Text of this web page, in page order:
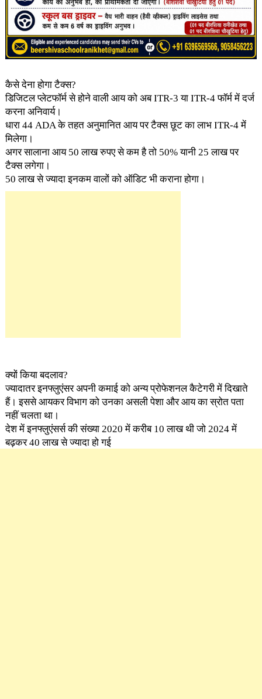
कैसे देना होगा टैक्स?
डिजिटल प्लेटफॉर्म से होने वाली आय को अब ITR-3 या ITR-4 फॉर्म में दर्ज
करना अनिवार्य।
धारा 44 ADA के तहत अनुमानित आय पर टैक्स छूट का लाभ ITR-4 में
मिलेगा।
अगर सालाना आय 50 लाख रुपए से कम है तो 50% यानी 25 लाख पर
टैक्स लगेगा।
50 लाख से ज्यादा इनकम वालों को ऑडिट भी कराना होगा।
क्यों किया बदलाव?
ज्यादातर इनफ्लुएंसर अपनी कमाई को अन्य प्रोफेशनल कैटेगरी में दिखाते
हैं। इससे आयकर विभाग को उनका असली पेशा और आय का स्रोत पता
नहीं चलता था।
देश में इनफ्लुएंसर्स की संख्या 2020 में करीब 10 लाख थी जो 2024 में
बढ़कर 40 लाख से ज्यादा हो गई